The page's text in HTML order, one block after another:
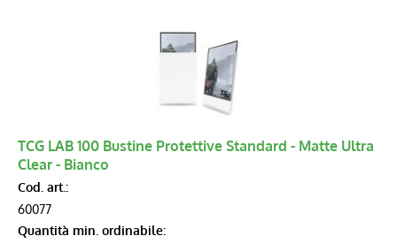
TCG LAB 100 Bustine Protettive Standard - Matte Ultra
Clear - Bianco
Cod. art.:
60077
Quantità min. ordinabile: